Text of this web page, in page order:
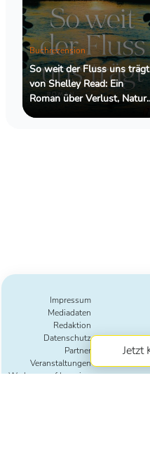
Buchrezension
So weit der Fluss uns trägt
von Shelley Read: Ein
Roman über Verlust, Natur
und die Kraft des
Impressum
Mediadaten
Redaktion
Datenschutz
Partner
Veranstaltungen
Werbung auf Lesering